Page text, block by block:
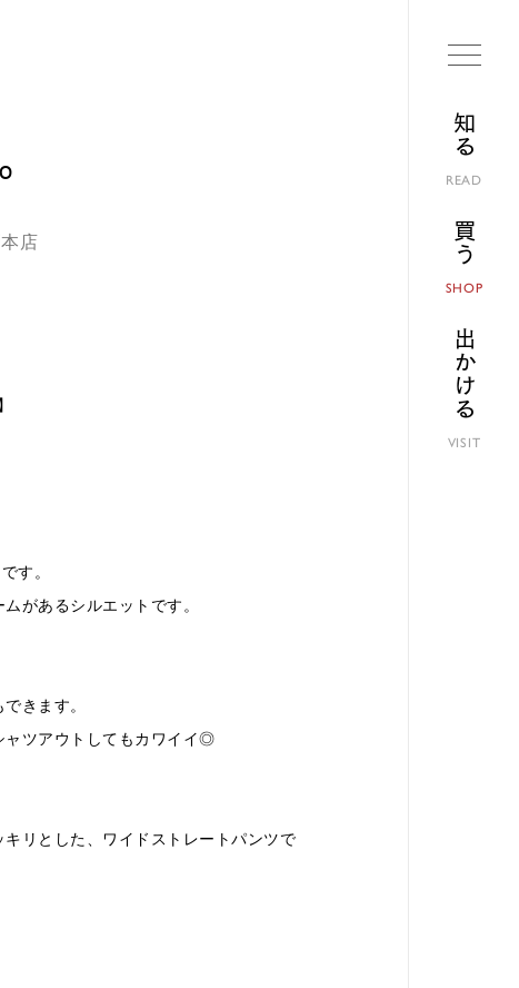
知る
READ
買う
SHOP
出かける
VISIT
店
】
す。
があるシルエットです。
きます。
ャツアウトしてもカワイイ◎
リとした、ワイドストレートパンツで